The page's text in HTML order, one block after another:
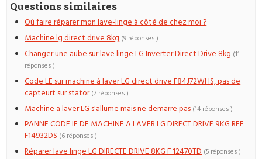
Questions similaires
Où faire réparer mon lave-linge à côté de chez moi ?
Machine lg direct drive 8kg (9 réponses )
Changer une aube sur lave linge LG Inverter Direct Drive 8kg (11
réponses )
Code LE sur machine à laver LG direct drive F84J72WHS, pas de
capteurt sur stator (7 réponses )
Machine a laver LG s'allume mais ne demarre pas (14 réponses )
PANNE CODE IE DE MACHINE A LAVER LG DIRECT DRIVE 9KG REF
F14932DS (6 réponses )
Réparer lave linge LG DIRECTE DRIVE 8KG F 12470TD (5 réponses )